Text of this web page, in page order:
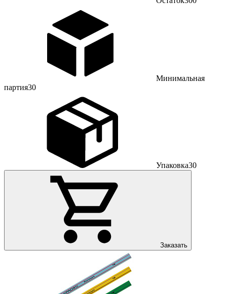
Минимальная
партия30
Упаковка30
Заказать